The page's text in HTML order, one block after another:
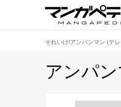
それいけ!アンパンマン (テ
アンパ